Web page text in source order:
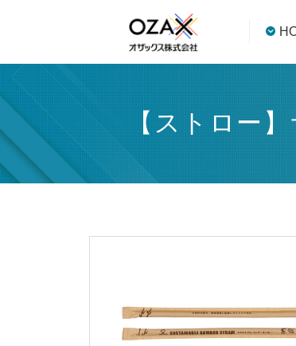
【ストロー